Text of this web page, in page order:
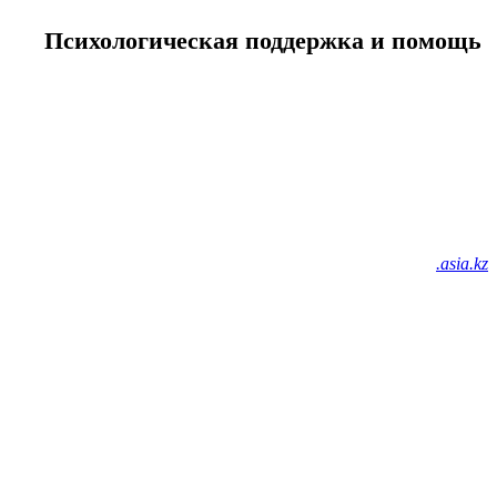
Психологическая поддержка и помощь
.asia.kz